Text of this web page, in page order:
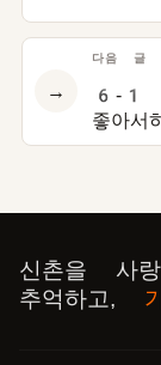
다음 글
6-1
좋아서
→
신촌을 사랑
추억하고,